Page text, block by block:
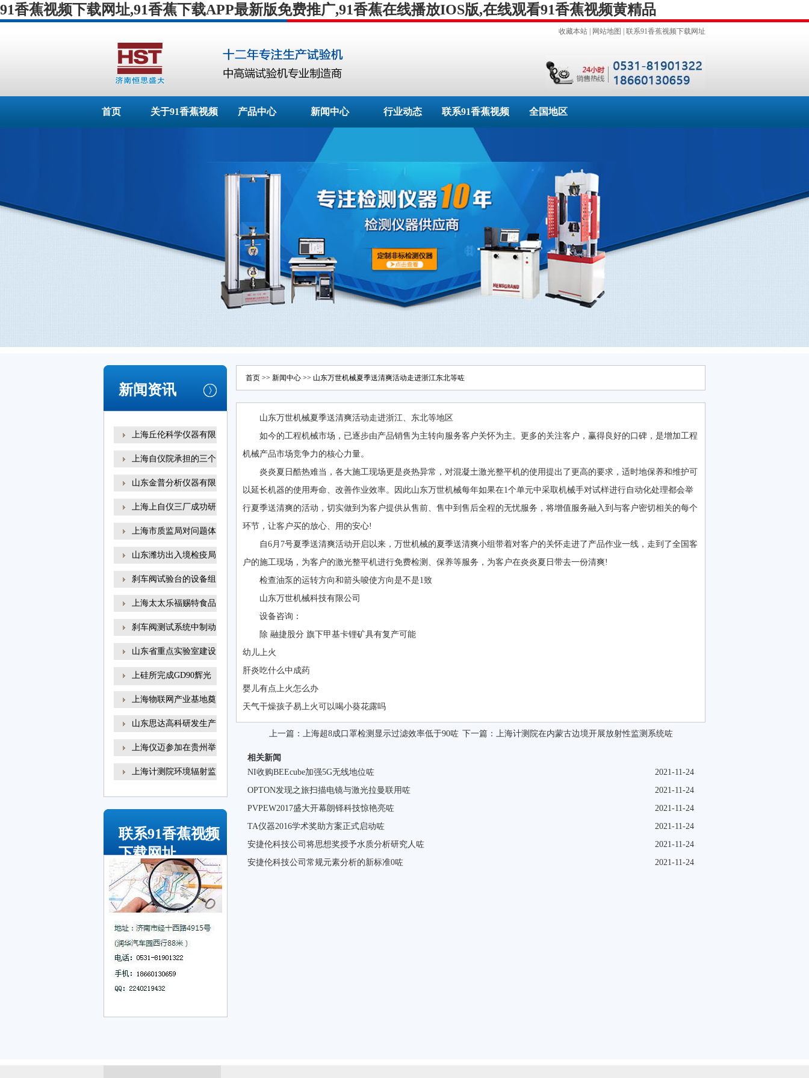
91香蕉视频下载网址,91香蕉下载APP最新版免费推广,91香蕉在线播放IOS版,在线观看91香蕉视频黄精品
收藏本站 网站地图 联系91香蕉视频下载网址
首页 关于91香蕉视频 产品中心 新闻中心 行业动态 联系91香蕉视频
下载网址
全国地区
新闻资讯
上海丘伦科学仪器有限
上海自仪院承担的三个
山东金普分析仪器有限
上海上自仪三厂成功研
上海市质监局对问题体
山东潍坊出入境检疫局
刹车阀试验台的设备组
上海太太乐福赐特食品
刹车阀测试系统中制动
山东省重点实验室建设
上硅所完成GD90辉光
上海物联网产业基地奠
山东思达高科研发生产
上海仪迈参加在贵州举
上海计测院环境辐射监
联系91香蕉视频
下载网址
首页 >> 新闻中心 >> 山东万世机械夏季送清爽活动走进浙江东北等咗
山东万世机械夏季送清爽活动走进浙江、东北等地区
如今的工程机械市场，已逐步由产品销售为主转向服务客户关怀为主。更多的关注客户，赢得良好的口碑，是增加工程
机械产品市场竞争力的核心力量。
炎炎夏日酷热难当，各大施工现场更是炎热异常，对混凝土激光整平机的使用提出了更高的要求，适时地保养和维护可
以延长机器的使用寿命、改善作业效率。因此山东万世机械每年如果在1个单元中采取机械手对试样进行自动化处理都会举
行夏季送清爽的活动，切实做到为客户提供从售前、售中到售后全程的无忧服务，将增值服务融入到与客户密切相关的每个
环节，让客户买的放心、用的安心!
自6月7号夏季送清爽活动开启以来，万世机械的夏季送清爽小组带着对客户的关怀走进了产品作业一线，走到了全国客
户的施工现场，为客户的激光整平机进行免费检测、保养等服务，为客户在炎炎夏日带去一份清爽!
检查油泵的运转方向和箭头唆使方向是不是1致
山东万世机械科技有限公司
设备咨询：
除 融捷股分 旗下甲基卡锂矿具有复产可能
幼儿上火
肝炎吃什么中成药
婴儿有点上火怎么办
天气干燥孩子易上火可以喝小葵花露吗
上一篇： 上海超8成口罩检测显示过滤效率低于90咗 下一篇： 上海计测院在内蒙古边境开展放射性监测系统咗
相关新闻
2021-11-24
NI收购BEEcube加强5G无线地位咗
2021-11-24
OPTON发现之旅扫描电镜与激光拉曼联用咗
2021-11-24
PVPEW2017盛大开幕朗铎科技惊艳亮咗
2021-11-24
TA仪器2016学术奖助方案正式启动咗
2021-11-24
安捷伦科技公司将思想奖授予水质分析研究人咗
2021-11-24
安捷伦科技公司常规元素分析的新标准0咗